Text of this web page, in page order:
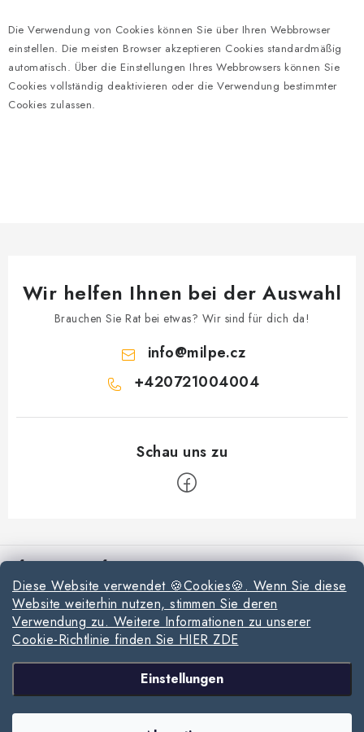
Diese Website verwendet 🍪Cookies🍪. Wenn Sie diese
Website weiterhin nutzen, stimmen Sie deren
Verwendung zu. Weitere Informationen zu unserer
Cookie-Richtlinie finden Sie HIER ZDE
Einstellungen
Die Verwendung von Cookies können Sie über Ihren Webbrowser
einstellen. Die meisten Browser akzeptieren Cookies standardmäßig
automatisch. Über die Einstellungen Ihres Webbrowsers können Sie
Cookies vollständig deaktivieren oder die Verwendung bestimmter
Cookies zulassen.
Wir helfen Ihnen bei der Auswahl
Brauchen Sie Rat bei etwas? Wir sind für dich da!
info@milpe.cz
+420721004004
u
ß Informationen für Sie
Reklamationen und Rücksendungen
Richtlinien zur Verwendung von Cookies
Datenschutzerklärung
Allgemeinen Geschäftsbedingungen
Sitemap von Milpe.sk
Wir akzeptieren online-Zahlungen
Copyright 2026www.milpe.sk. Alle Rechte vorbehalten.Cookie-Einstellungen